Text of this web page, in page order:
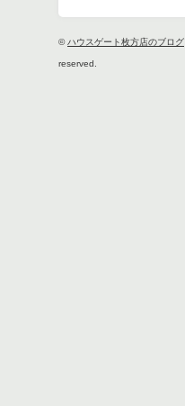
©ハウスゲート枚方店のブログ
reserved.